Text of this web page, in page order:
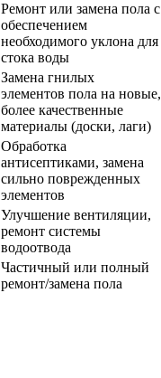
Ремонт или замена пола с
обеспечением
необходимого уклона для
стока воды
Замена гнилых
элементов пола на новые,
более качественные
материалы (доски, лаги)
Обработка
антисептиками, замена
сильно поврежденных
элементов
Улучшение вентиляции,
ремонт системы
водоотвода
Частичный или полный
ремонт/замена пола